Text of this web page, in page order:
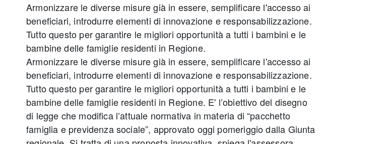
Armonizzare le diverse misure già in essere, semplificare l'accesso ai
beneficiari, introdurre elementi di innovazione e responsabilizzazione.
Tutto questo per garantire le migliori opportunità a tutti i bambini e le
bambine delle famiglie residenti in Regione.
Armonizzare le diverse misure già in essere, semplificare l'accesso ai
beneficiari, introdurre elementi di innovazione e responsabilizzazione.
Tutto questo per garantire le migliori opportunità a tutti i bambini e le
bambine delle famiglie residenti in Regione. E' l’obiettivo del disegno
di legge che modifica l’attuale normativa in materia di “pacchetto
famiglia e previdenza sociale”, approvato oggi pomeriggio dalla Giunta